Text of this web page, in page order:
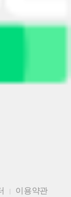
이용약관